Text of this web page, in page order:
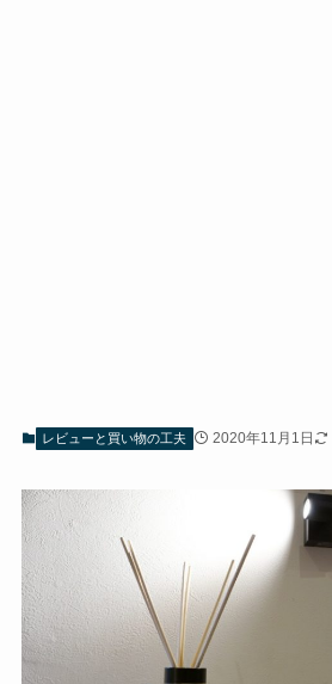
レビューと買い物の工夫 2020年11月1日